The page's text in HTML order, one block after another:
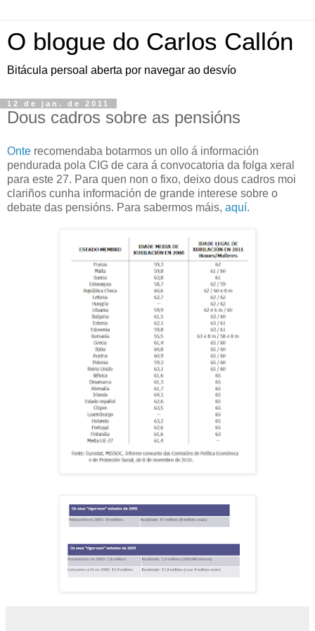
O blogue do Carlos Callón
Bitácula persoal aberta por navegar ao desvío
12 de jan. de 2011
Dous cadros sobre as pensións
Onte recomendaba botarmos un ollo á información
pendurada pola CIG de cara á convocatoria da folga xeral
para este 27. Para quen non o fixo, deixo dous cadros moi
clariños cunha información de grande interese sobre o
debate das pensións. Para sabermos máis, aquí.